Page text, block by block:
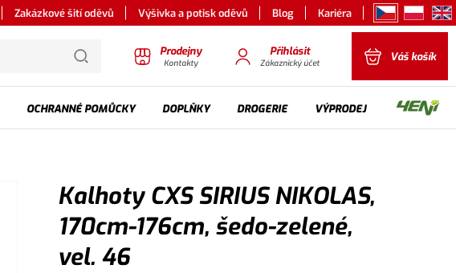
Zakázkové šití oděvů Výšivka a potisk oděvů Blog Kariéra
Prodejny
Kontakty
Přihlásit
Zákaznický účet Váš košík
OCHRANNÉ POMŮCKY DOPLŇKY DROGERIE VÝPRODEJ
Kalhoty CXS SIRIUS NIKOLAS,
170cm-176cm, šedo-zelené,
vel. 46